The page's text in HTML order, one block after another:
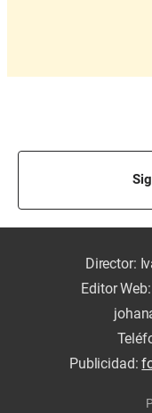
Director:
Editor
Publicidad: